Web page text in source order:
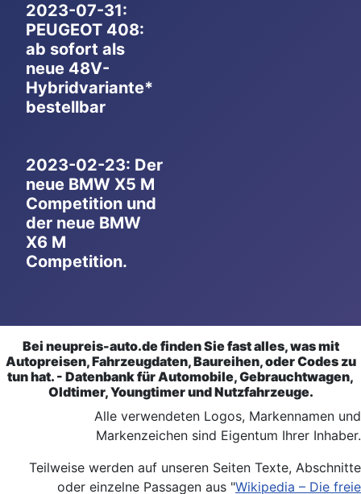
2023-07-31:
PEUGEOT 408:
ab sofort als
neue 48V-
Hybridvariante*
bestellbar
2023-02-23: Der
neue BMW X5 M
Competition und
der neue BMW
X6 M
Competition.
Bei neupreis-auto.de finden Sie fast alles, was mit
Autopreisen, Fahrzeugdaten, Baureihen, oder Codes zu
tun hat. - Datenbank für Automobile, Gebrauchtwagen,
Oldtimer, Youngtimer und Nutzfahrzeuge.
Alle verwendeten Logos, Markennamen und
Markenzeichen sind Eigentum Ihrer Inhaber.
Teilweise werden auf unseren Seiten Texte, Abschnitte
oder einzelne Passagen aus "Wikipedia – Die freie